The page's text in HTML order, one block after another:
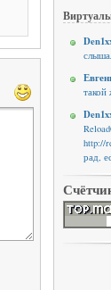
такой
http://
рад,